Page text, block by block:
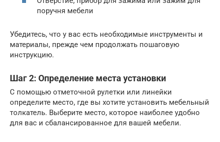
поручня мебели
Убедитесь, что у вас есть необходимые инструменты и
материалы, прежде чем продолжать пошаговую
инструкцию.
Шаг 2: Определение места установки
С помощью отметочной рулетки или линейки
определите место, где вы хотите установить мебельный
толкатель. Выберите место, которое наиболее удобно
для вас и сбалансированное для вашей мебели.